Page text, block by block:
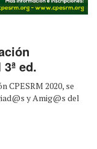
ed.
CPESRM 2020, se
y Amig@s del